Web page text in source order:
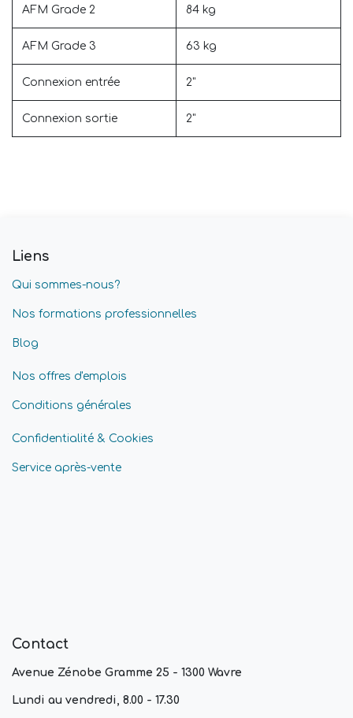
AFM Grade 2 84 kg
AFM Grade 3 63 kg
Connexion entrée 2"
Connexion sortie 2"
Liens
Qui sommes-nous?
Nos formations professionnelles
Blog
Nos offres d'emplois
Conditions générales
Confidentialité & Cookies
Service après-vente
Contact
Avenue Zénobe Gramme 25 - 1300 Wavre
Lundi au vendredi, 8.00 - 17.30